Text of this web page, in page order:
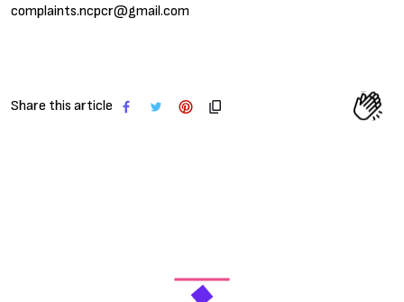
complaints.ncpcr@gmail.com
Share this article